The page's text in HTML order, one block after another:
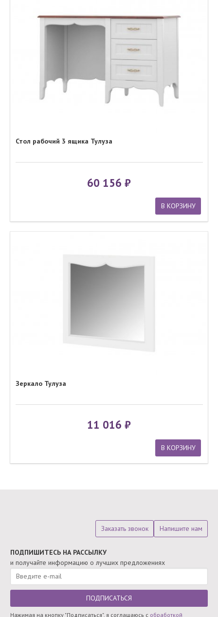
Стол рабочий 3 ящика Тулуза
60 156
В КОРЗИНУ
Зеркало Тулуза
11 016
В КОРЗИНУ
Заказать звонок Напишите нам
ПОДПИШИТЕСЬ НА РАССЫЛКУ
и получайте информацию о лучших предложениях
ПОДПИСАТЬСЯ
Нажимая на кнопку "Подписаться", я соглашаюсь с обработкой